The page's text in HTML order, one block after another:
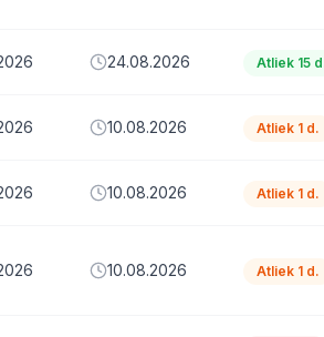
24.08.2026 Atliek 15
10.08.2026 Atliek 1 d.
10.08.2026 Atliek 1 d.
10.08.2026 Atliek 1 d.